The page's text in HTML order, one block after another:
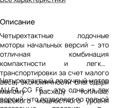
Описание
Четырехтактные лодочные
моторы начальных версий – это
отличная комбинация
компактности и легкой
транспортировки за счет малого
веса, экономичности благодаря
малому расходу топлива,
высокого мощностного уровня
Четырехтактный лодочный мотор
ALLFA CG F6 – это одна из тех
версий, что позволяет по полной